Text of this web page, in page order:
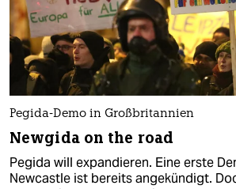
Pegida-Demo in Großbritannien
Newgida on the road
Pegida will expandieren. Eine erste
Newcastle ist bereits angekündigt.